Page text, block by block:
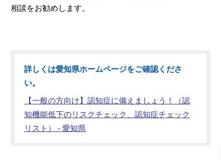
相談をお勧めします。
詳しくは愛知県ホームページをご確認くださ
い。
【一般の方向け】認知症に備えましょう！（認
知機能低下のリスクチェック、認知症チェック
リスト） - 愛知県